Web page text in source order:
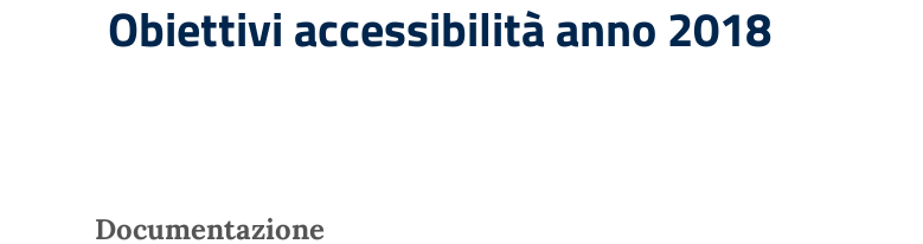
Obiettivi accessibilità anno 2018
Documentazione